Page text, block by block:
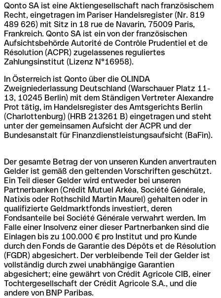
Qonto SA ist eine Aktiengesellschaft nach französischem
Recht, eingetragen im Pariser Handelsregister (Nr. 819
489 626) mit Sitz in 18 rue de Navarin, 75009 Paris,
Frankreich. Qonto SA ist ein von der französischen
Aufsichtsbehörde Autorité de Contrôle Prudentiel et de
Résolution (ACPR) zugelassenes reguliertes
Zahlungsinstitut (Lizenz N°16958).
In Österreich ist Qonto über die OLINDA
Zweigniederlassung Deutschland (Warschauer Platz 11-
13, 10245 Berlin) mit dem Ständigen Vertreter Alexandre
Prot tätig, im Handelsregister des Amtsgerichts Berlin
(Charlottenburg) (HRB 213261 B) eingetragen und steht
unter der gemeinsamen Aufsicht der ACPR und der
Bundesanstalt für Finanzdienstleistungsaufsicht (BaFin).
Der gesamte Betrag der von unseren Kunden anvertrauten
Gelder ist gemäß den geltenden Vorschriften geschützt.
Ein Teil dieser Gelder wird entweder bei unseren
Partnerbanken (Crédit Mutuel Arkéa, Société Générale,
Natixis oder Rothschild Martin Maurel) gehalten oder in
qualifizierte Geldmarktfonds investiert, deren
Fondsanteile bei Société Générale verwahrt werden. Im
Falle einer Insolvenz einer dieser Partnerbanken sind die
Einlagen bis zu 100.000 € pro Institut und pro Kunde
durch den Fonds de Garantie des Dépôts et de Résolution
(FGDR) abgesichert. Der verbleibende Teil der Gelder ist
vollständig durch zwei unabhängige Garantien
abgesichert; eine gewährt von Crédit Agricole CIB, einer
Tochtergesellschaft der Crédit Agricole S.A., und die
andere von BNP Paribas.